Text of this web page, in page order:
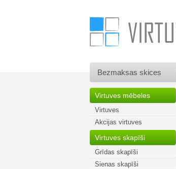
Bezmaksas skices
Virtuves mēbeles
Virtuves
Akcijas virtuves
Virtuves skapīši
Grīdas skapīši
Sienas skapīši